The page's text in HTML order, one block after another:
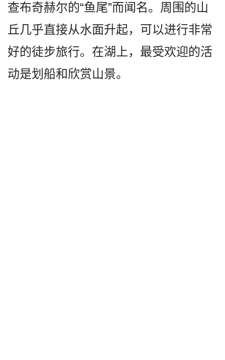
查布奇­赫尔的“鱼尾”而闻名。周围的山
丘几乎直接从水面升­起，可以进行非常
好的徒步旅行。在湖上，最受欢迎的­活
动是划船和欣赏山景。